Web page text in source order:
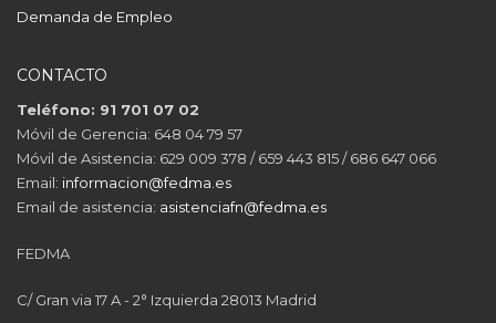
Demanda de Empleo
CONTACTO
Teléfono: 91 701 07 02
Móvil de Gerencia: 648 04 79 57
Móvil de Asistencia: 629 009 378 / 659 443 815 / 686 647 066
Email: informacion@fedma.es
Email de asistencia: asistenciafn@fedma.es
FEDMA
C/ Gran via 17 A - 2° Izquierda 28013 Madrid